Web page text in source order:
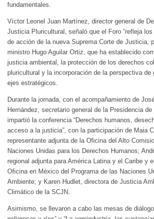
fundamentales.
Víctor Leonel Juan Martínez, director general de
Justicia Pluricultural, señaló que el Foro “refleja
de acción de la nueva Suprema Corte de Justicia,
ministro Hugo Aguilar Ortiz, que ha establecido
justicia ambiental, la protección de los derechos
pluricultural y la incorporación de la perspectiva de
ejes estratégicos.
Durante la jornada, con el acompañamiento de
Hernández, secretario general de la Presidencia
impartió la conferencia “Derechos humanos,
acceso a la justicia”, con la participación de Maia
representante adjunta de la Oficina del Alto
Naciones Unidas para los Derechos Humanos;
regional adjunta para América Latina y el Caribe y
Oficina en México del Programa de las Naciones
Ambiente; y Karen Hudlet, directora de Justicia
Climático de la SCJN.
Asimismo, se llevaron a cabo las mesas de